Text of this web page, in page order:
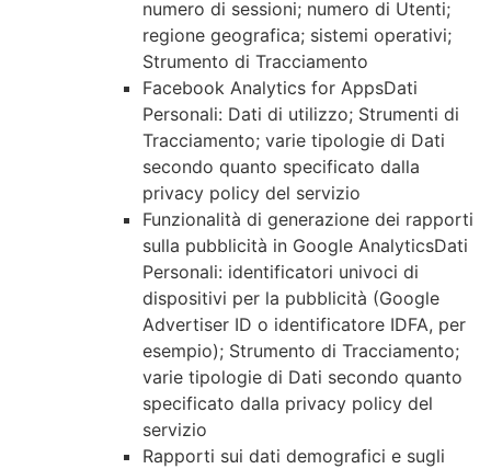
numero di sessioni; numero di Utenti;
regione geografica; sistemi operativi;
Strumento di Tracciamento
Facebook Analytics for AppsDati
Personali: Dati di utilizzo; Strumenti di
Tracciamento; varie tipologie di Dati
secondo quanto specificato dalla
privacy policy del servizio
Funzionalità di generazione dei rapporti
sulla pubblicità in Google AnalyticsDati
Personali: identificatori univoci di
dispositivi per la pubblicità (Google
Advertiser ID o identificatore IDFA, per
esempio); Strumento di Tracciamento;
varie tipologie di Dati secondo quanto
specificato dalla privacy policy del
servizio
Rapporti sui dati demografici e sugli